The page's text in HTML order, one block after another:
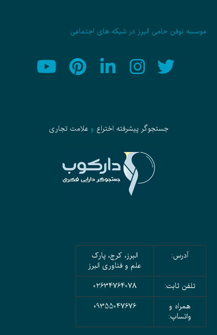
موسسه نوفن حامی البرز در شبکه های اجتماعی
جستجوگر پیشرفته اختراع وعلامت تجاری
آدرس:
البرز، کرج، پارک
علم و فناوری البرز
تلفن ثابت:
02634764078
همراه و
واتساپ:
09355047676